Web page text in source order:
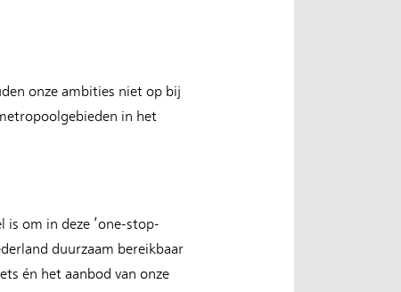
onze ambities niet op bij
in het
om in deze ’one-stop-
duurzaam bereikbaar
én het aanbod van onze